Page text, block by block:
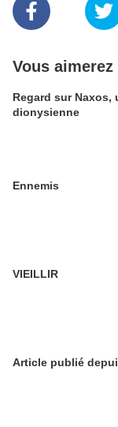
Vous aimerez
Regard sur Naxos,
dionysienne
Ennemis
VIEILLIR